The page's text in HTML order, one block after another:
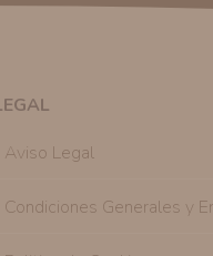
que ha adquirido.
carácter general, sólo el
a saber qué
Aviso Legal
Condiciones Generales y